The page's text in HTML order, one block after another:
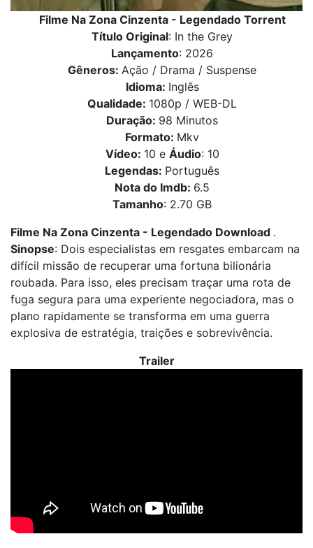
Filme Na Zona Cinzenta - Legendado Torrent
Título Original: In the Grey
Lançamento: 2026
Gêneros: Ação / Drama / Suspense
Idioma: Inglês
Qualidade: 1080p / WEB-DL
Duração: 98 Minutos
Formato: Mkv
Vídeo: 10 e Áudio: 10
Legendas: Português
Nota do Imdb: 6.5
Tamanho: 2.70 GB
Filme Na Zona Cinzenta - Legendado Download .
Sinopse: Dois especialistas em resgates embarcam na
difícil missão de recuperar uma fortuna bilionária
roubada. Para isso, eles precisam traçar uma rota de
fuga segura para uma experiente negociadora, mas o
plano rapidamente se transforma em uma guerra
explosiva de estratégia, traições e sobrevivência.
Trailer